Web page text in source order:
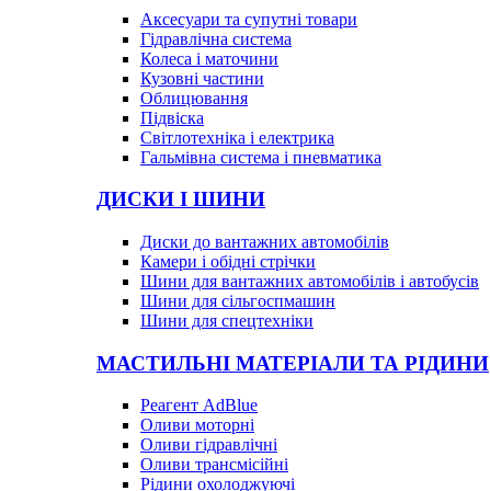
Аксесуари та супутні товари
Гідравлічна система
Колеса і маточини
Кузовні частини
Облицювання
Підвіска
Світлотехніка і електрика
Гальмівна система і пневматика
ДИСКИ І ШИНИ
Диски до вантажних автомобілів
Камери і обідні стрічки
Шини для вантажних автомобілів і автобусів
Шини для сільгоспмашин
Шини для спецтехніки
МАСТИЛЬНІ МАТЕРІАЛИ ТА РІДИНИ
Реагент AdBlue
Оливи моторні
Оливи гідравлічні
Оливи трансмісійні
Рідини охолоджуючі